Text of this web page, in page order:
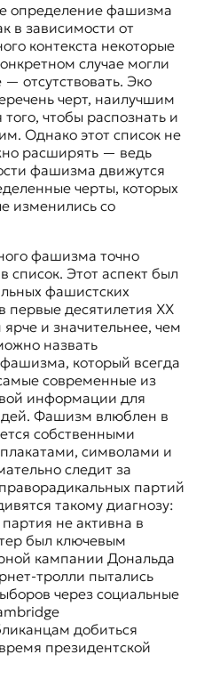
определение фашизма
в зависимости от
контекста некоторые
случае могли
отсутствовать. Эко
черт, наилучшим
чтобы распознать и
Однако этот список не
расширять — ведь
фашизма движутся
черты, которых
изменились со
фашизма точно
список. Этот аспект был
фашистских
десятилетия ХХ
ярче и значительнее, чем
назвать
который всегда
современные из
информации для
Фашизм влюблен в
собственными
символами и
следит за
партий
такому диагнозу:
не активна в
был ключевым
кампании Дональда
тролли пытались
через социальные
добиться
президентской